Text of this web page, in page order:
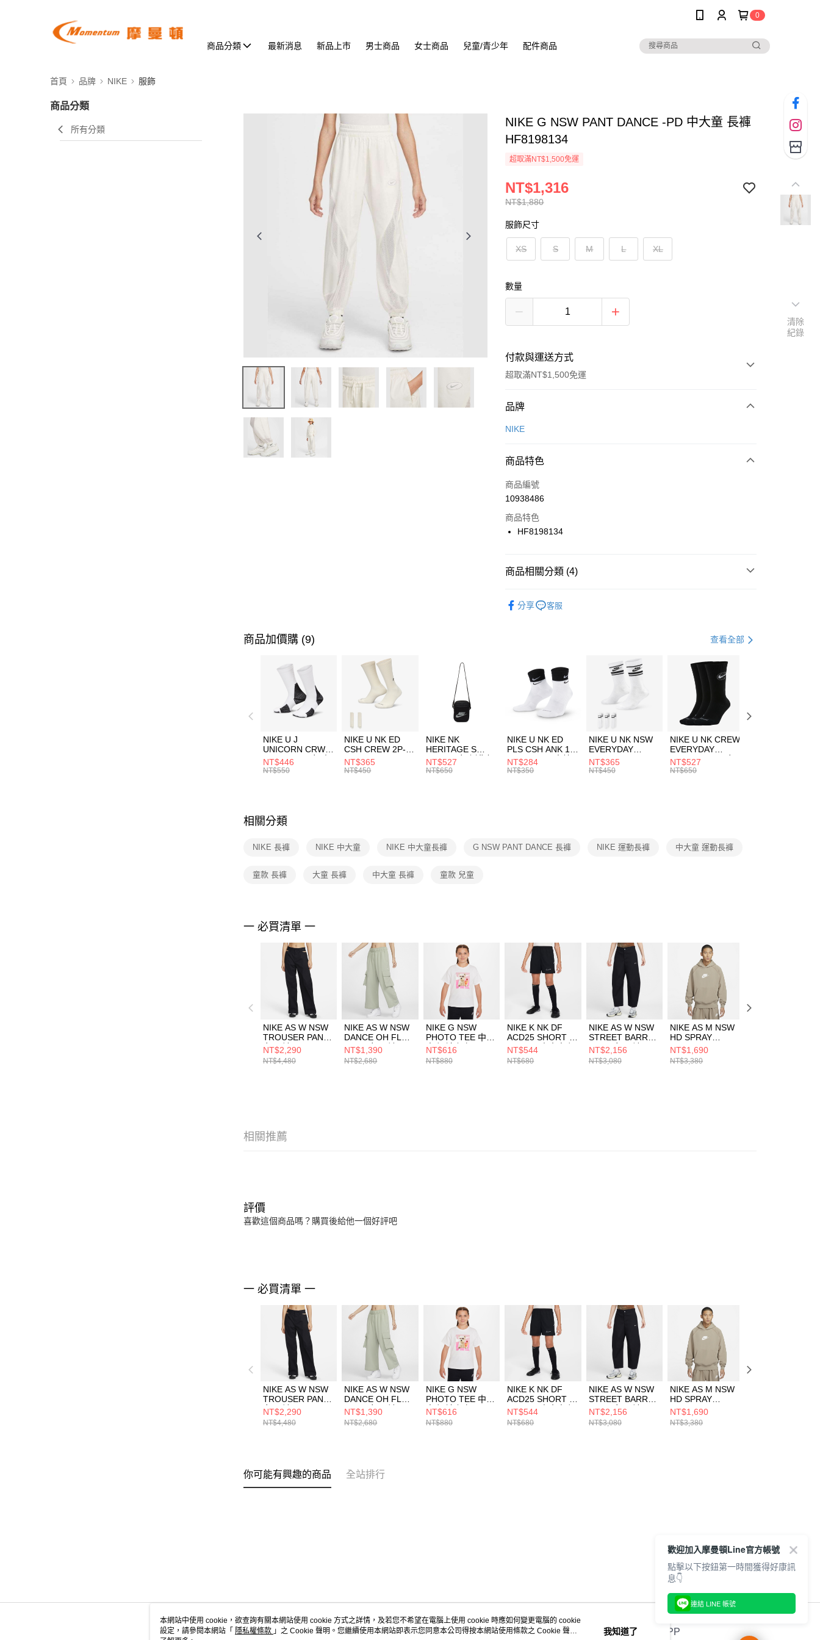
0
商品分類 最新消息 新品上市 男士商品 女士商品 兒童/青少年 配件商品
首頁 品牌 NIKE 服飾
商品分類
所有分類
NIKE G NSW PANT DANCE -PD 中大童 長褲
HF8198134
超取滿NT$1,500免運
NT$1,880
NT$1,316
服飾尺寸
XS S M L XL
數量
付款與運送方式
超取滿NT$1,500免運
付款方式
信用卡一次付款
合作金庫商業銀行
華南商業銀行
上海商業儲蓄銀行
國泰世華商業銀行
聯邦商業銀行
台新國際商業銀行
LINE Pay
Apple Pay
【關於「AFTEE先享後付」】
３．安心：先確認商品／服務後，再付款。
【「AFTEE先享後付」結帳流程】
１．於結帳方式選擇「AFTEE先享後付」後，將跳轉至「AFTEE先享後
付」結帳頁面，進行簡訊認證並確認金額後，即可完成結帳。
２．訂單成立數日內，您將收到繳費通知簡訊。
３．收到繳費通知簡訊後14天內，點擊此簡訊中的連結，可透過四大超商
／ATM／網路銀行／等多元方式進行付款，方視為交易完成。
※ 請注意：結帳手續完成當下不需立刻繳費，但若您需要取消訂單，請聯
絡購買商品的店家。未經商家同意取消之訂單仍視為有效，需透過AFTEE
先享後付繳納相關費用。
交易，需依本服務之必要範圍內提供個人資料，並將交易相關給付款項請
結果請求用戶進行身份認證。
５．嚴禁一人註冊多個帳號或使用他人資訊註冊。若發現惡意使用之情
形，恩沛科技股份有限公司將有權停止該用戶之使用額度並採取法律行
每筆NT$100，滿NT$1,500(含以上)免運費
每筆NT$100，滿NT$1,500(含以上)免運費
品牌
NIKE
商品特色
商品編號
10938486
商品特色
HF8198134
商品相關分類 (4)
分享 客服
商品加價購 (9) 查看全部
NIKE U J
UNICORN CRW
1PR -160 男女 中
統襪 FZ3393100
NT$446
NT$550
NIKE U NK ED
CSH CREW 2P-
144 EMBRDY 男
女 短統襪
NT$365
NT$450
NIKE NK
HERITAGE S
SMIT 男女 側背包
BA5871010
NT$527
NT$650
NIKE U NK ED
PLS CSH ANK 1P
144 DBL 男 中統
襪 DH4058104
NT$284
NT$350
NIKE U NK NSW
EVERYDAY
ESSENTIAL CR
男女 短統襪
NT$365
NT$450
NIKE U NK CREW
EVERYDAY
BBALL 3PR 男女
長統襪
NT$527
NT$650
相關分類
NIKE 長褲 NIKE 中大童 NIKE 中大童長褲 G NSW PANT DANCE 長褲 NIKE 運動長褲 中大童 運動長褲
童款 長褲 大童 長褲 中大童 長褲 童款 兒童
一 必買清單 一
NIKE AS W NSW
TROUSER PANT
女 長褲
FN1884010
NT$2,290
NT$4,480
NIKE AS W NSW
DANCE OH FLC
PANT 女 長褲
FV7513370
NT$1,390
NT$2,680
NIKE G NSW
PHOTO TEE 中大
童 短袖上衣
HQ2337100
NT$616
NT$880
NIKE K NK DF
ACD25 SHORT K
7IN -PD 中大童 短
褲 HJ3718010
NT$544
NT$680
NIKE AS W NSW
STREET BARREL
PANT 女 長褲
HV2087010
NT$2,156
NT$3,080
NIKE AS M NSW
HD SPRAY
FANTASIA GCE
男 長褲
HJ1465247
NT$1,690
NT$3,380
相關推薦
評價
喜歡這個商品嗎？購買後給他一個好評吧
一 必買清單 一
NIKE AS W NSW
TROUSER PANT
女 長褲
FN1884010
NT$2,290
NT$4,480
NIKE AS W NSW
DANCE OH FLC
PANT 女 長褲
FV7513370
NT$1,390
NT$2,680
NIKE G NSW
PHOTO TEE 中大
童 短袖上衣
HQ2337100
NT$616
NT$880
NIKE K NK DF
ACD25 SHORT K
7IN -PD 中大童 短
褲 HJ3718010
NT$544
NT$680
NIKE AS W NSW
STREET BARREL
PANT 女 長褲
HV2087010
NT$2,156
NT$3,080
NIKE AS M NSW
HD SPRAY
FANTASIA GCE
男 長褲
HJ1465247
NT$1,690
NT$3,380
你可能有興趣的商品 全站排行
關於我們 客服資訊 官方APP
清除
紀錄
本網站中使用 cookie，欲查詢有關本網站使用 cookie 方式之詳情，及若您不希望在電腦上使用 cookie 時應如何變更電腦的 cookie
設定，請參閱本網站「 隱私權條款 」之 Cookie 聲明。您繼續使用本網站即表示您同意本公司得按本網站使用條款之 Cookie 聲明
我知道了
歡迎加入摩曼頓Line官方帳號
點擊以下按鈕第一時間獲得好康訊
息👇
連結 LINE 帳號